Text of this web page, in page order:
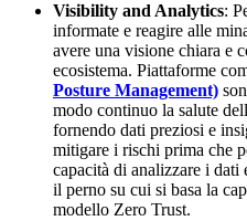
Visibility and Analytics:
informate e reagire alle
avere una visione chiara e
ecosistema. Piattaforme
Posture Management)
modo continuo la salute
fornendo dati preziosi e
mitigare i rischi prima che
capacità di analizzare i dati
il perno su cui si basa la
modello Zero Trust.